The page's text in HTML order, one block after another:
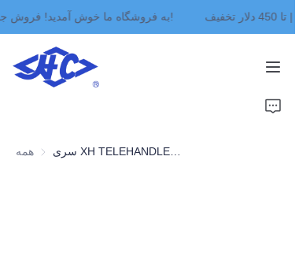
به فروشگاه ما خوش آمدید! فروش جمعه سیاه | تا 450 دلار تخفیف!
به فروشگاه ما خوش
| تا 450 دلار تخفیف!
همه
صفحه اصلی